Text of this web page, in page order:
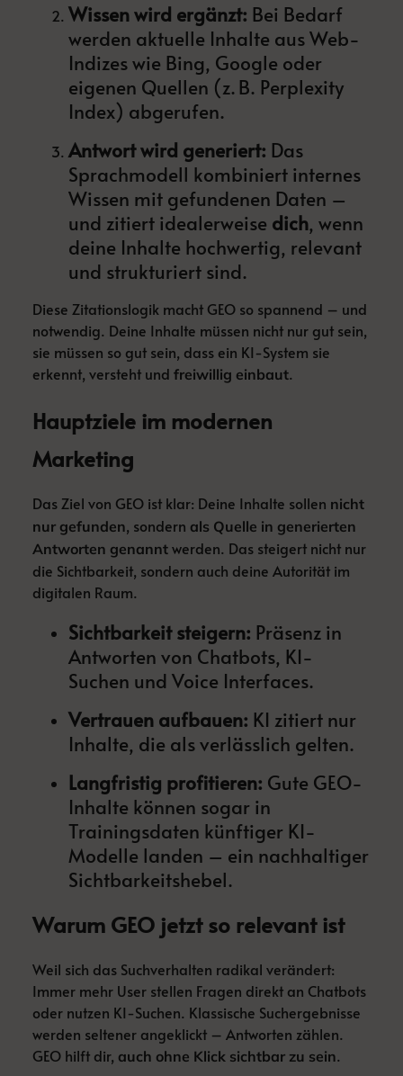
Wissen wird ergänzt: Bei Bedarf
werden aktuelle Inhalte aus Web-
Indizes wie Bing, Google oder
eigenen Quellen (z. B. Perplexity
Index) abgerufen.
Antwort wird generiert: Das
Sprachmodell kombiniert internes
Wissen mit gefundenen Daten –
und zitiert idealerweise dich, wenn
deine Inhalte hochwertig, relevant
und strukturiert sind.
Diese Zitationslogik macht GEO so spannend – und
notwendig. Deine Inhalte müssen nicht nur gut sein,
sie müssen so gut sein, dass ein KI-System sie
erkennt, versteht und freiwillig einbaut.
Hauptziele im modernen
Marketing
Das Ziel von GEO ist klar: Deine Inhalte sollen nicht
nur gefunden, sondern als Quelle in generierten
Antworten genannt werden. Das steigert nicht nur
die Sichtbarkeit, sondern auch deine Autorität im
digitalen Raum.
Sichtbarkeit steigern: Präsenz in
Antworten von Chatbots, KI-
Suchen und Voice Interfaces.
Vertrauen aufbauen: KI zitiert nur
Inhalte, die als verlässlich gelten.
Langfristig profitieren: Gute GEO-
Inhalte können sogar in
Trainingsdaten künftiger KI-
Modelle landen – ein nachhaltiger
Sichtbarkeitshebel.
Warum GEO jetzt so relevant ist
Weil sich das Suchverhalten radikal verändert:
Immer mehr User stellen Fragen direkt an Chatbots
oder nutzen KI-Suchen. Klassische Suchergebnisse
werden seltener angeklickt – Antworten zählen.
GEO hilft dir, auch ohne Klick sichtbar zu sein.